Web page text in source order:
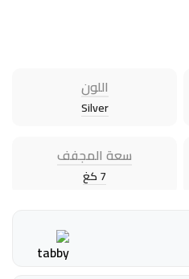
اللون
Silver
سعة المجفف
7 كغ